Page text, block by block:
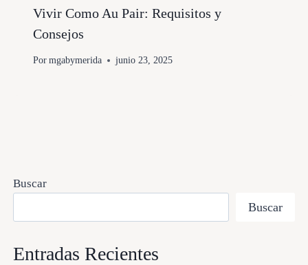
Vivir Como Au Pair: Requisitos y
Consejos
Por mgabymerida junio 23, 2025
Buscar
Buscar
Entradas Recientes